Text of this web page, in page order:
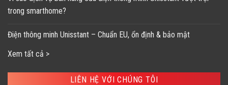
trong smarthome?
Điện thông minh Unisstant – Chuẩn EU, ổn định & bảo mật
Xem tất cả >
LIÊN HỆ VỚI CHÚNG TÔI